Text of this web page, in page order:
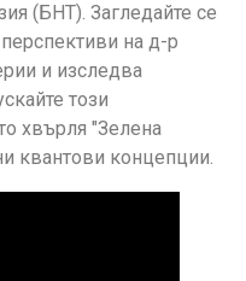
(БНТ). Загледайте се
на д-р
и изследва
този
хвърля "Зелена
квантови концепции.